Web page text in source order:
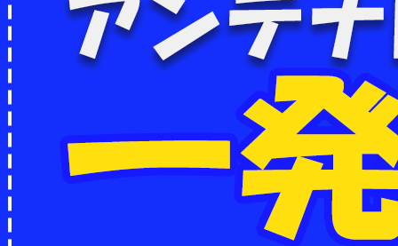
フリーボイス（0120番号）への発信につきまし
年末年始休業のお知らせ